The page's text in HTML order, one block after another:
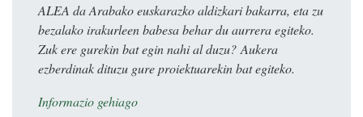
ALEA da Arabako euskarazko aldizkari bakarra, eta zu
bezalako irakurleen babesa behar du aurrera egiteko.
Zuk ere gurekin bat egin nahi al duzu? Aukera
ezberdinak dituzu gure proiektuarekin bat egiteko.
Informazio gehiago